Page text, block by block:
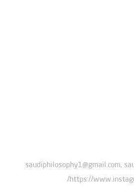
saudiphilosophy1@gmail.com,
https://